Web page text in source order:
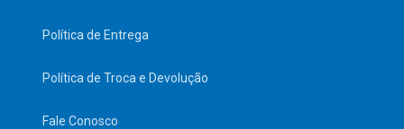
Política de Entrega
Política de Troca e Devolução
Fale Conosco